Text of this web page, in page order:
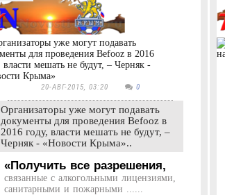
20-АВГ-2015, 03:20 0
Организаторы уже могут подавать
документы для проведения Befooz в
2016 году, власти мешать не будут, –
Черняк - «Новости Крыма»..
«Получить все разрешения,
связанные с алкогольными лицензиями,
санитарными и пожарными ......